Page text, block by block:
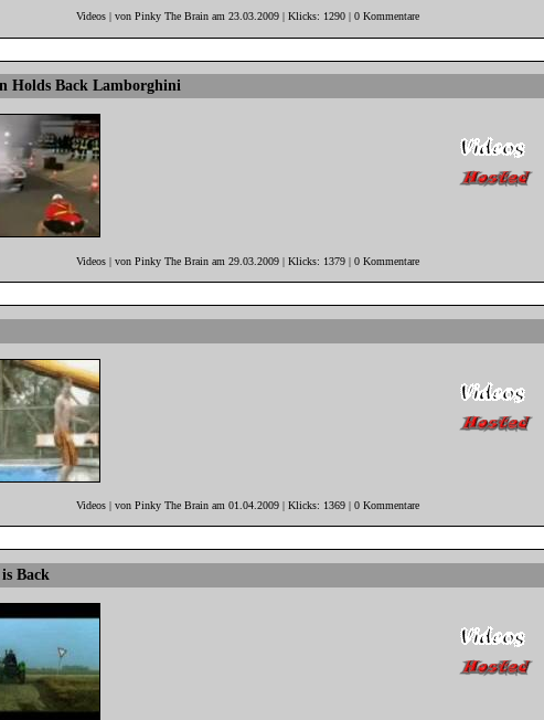
Videos | von Pinky The Brain am 23.03.2009 | Klicks: 1290 | 0 Kommentare
Holds Back Lamborghini
Videos | von Pinky The Brain am 29.03.2009 | Klicks: 1379 | 0 Kommentare
Videos | von Pinky The Brain am 01.04.2009 | Klicks: 1369 | 0 Kommentare
Back